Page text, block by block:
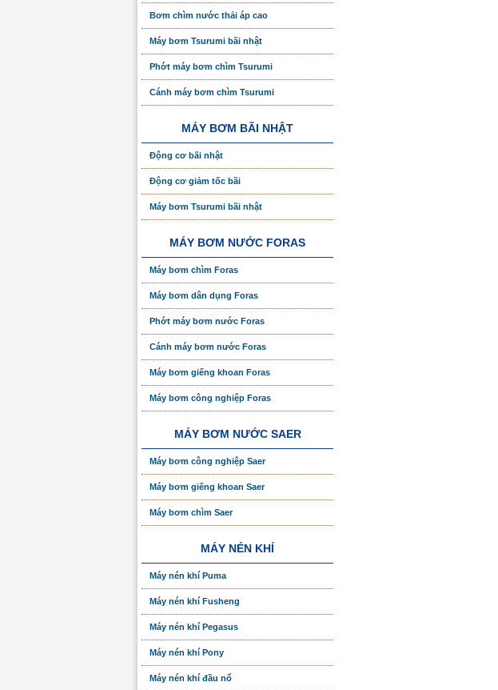
Bơm chìm nước thải áp cao
Máy bơm Tsurumi bãi nhật
Phớt máy bơm chìm Tsurumi
Cánh máy bơm chìm Tsurumi
MÁY BƠM BÃI NHẬT
Động cơ bãi nhật
Động cơ giảm tốc bãi
Máy bơm Tsurumi bãi nhật
MÁY BƠM NƯỚC FORAS
Máy bơm chìm Foras
Máy bơm dân dụng Foras
Phớt máy bơm nước Foras
Cánh máy bơm nước Foras
Máy bơm giếng khoan Foras
Máy bơm công nghiệp Foras
MÁY BƠM NƯỚC SAER
Máy bơm công nghiệp Saer
Máy bơm giếng khoan Saer
Máy bơm chìm Saer
MÁY NÉN KHÍ
Máy nén khí Puma
Máy nén khí Fusheng
Máy nén khí Pegasus
Máy nén khí Pony
Máy nén khí đầu nổ